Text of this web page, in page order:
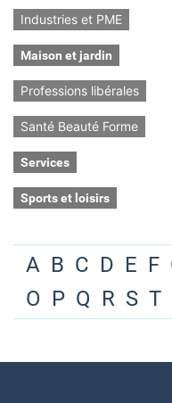
Industries et PME
Maison et jardin
Professions libérales
Santé Beauté Forme
Services
Sports et loisirs
A B C D E F
O P Q R S T